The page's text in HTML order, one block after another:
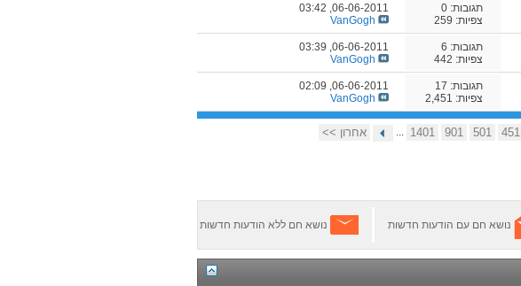
תגובות: 0
צפיות: 259
06-06-2011,
03:42
VanGogh
תגובות: 6
צפיות: 442
06-06-2011,
03:39
VanGogh
תגובות: 17
צפיות: 2,451
06-06-2011,
02:09
VanGogh
451
501
901
1401
... אחרון >>
נושא חם עם הודעות חדשות נושא חם ללא הודעות חדשות